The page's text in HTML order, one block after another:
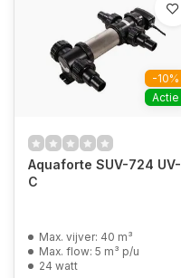
-10%
Actie
Aquaforte SUV-724 UV-
C
Max. vijver: 40 m³
Max. flow: 5 m³ p/u
24 watt